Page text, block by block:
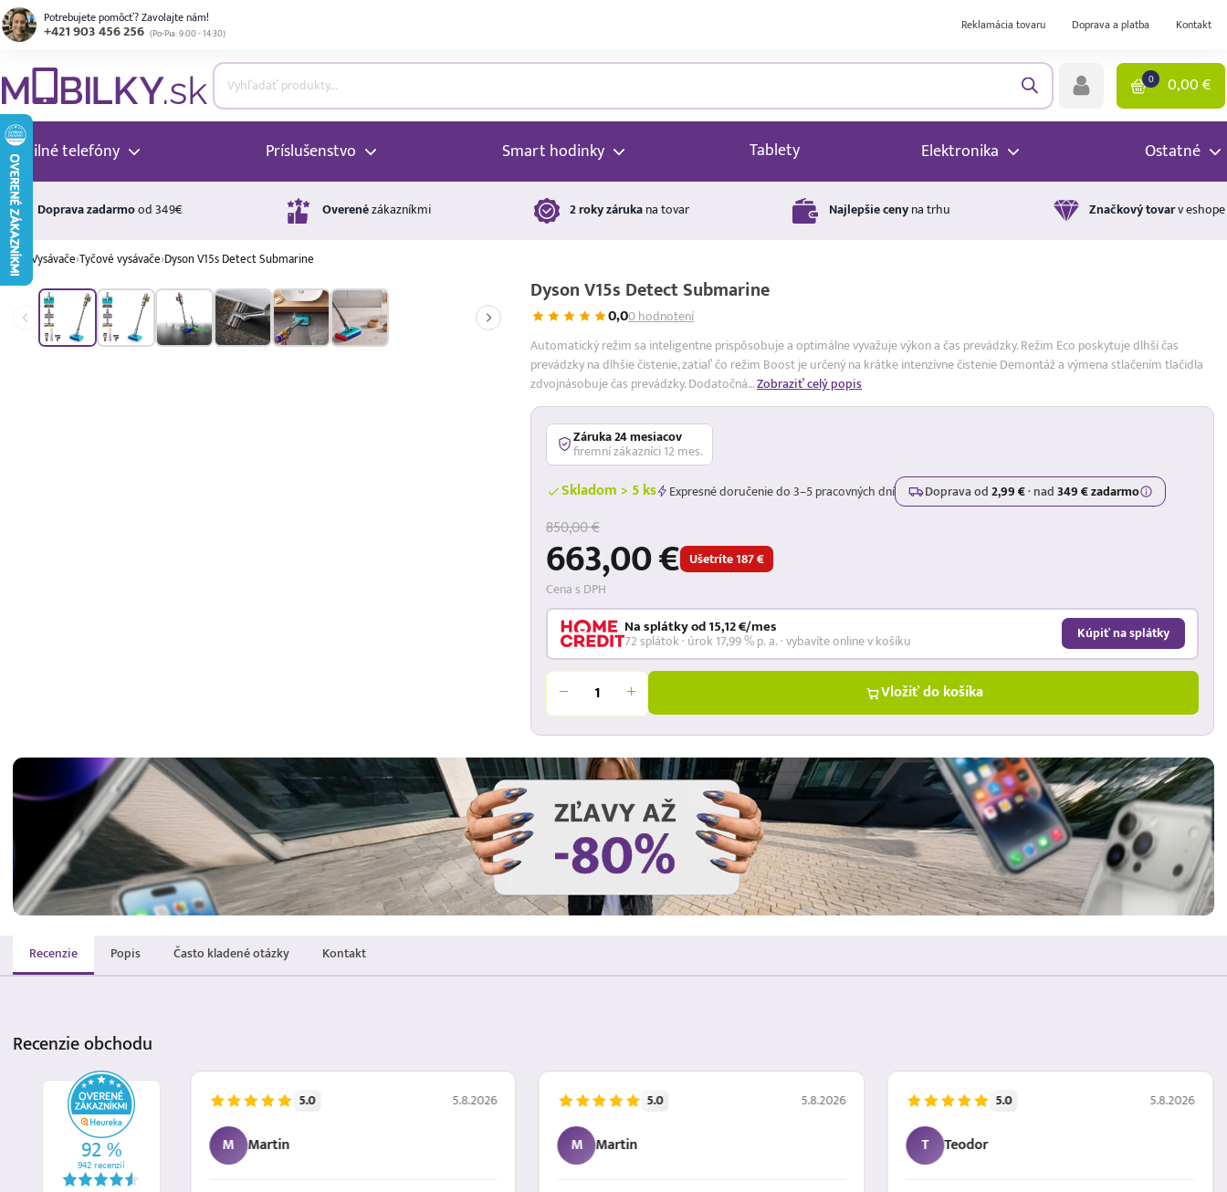
Potrebujete pomôcť? Zavolajte nám!
+421 903 456 256 (Po-Pia: 9:00 - 14:30) Reklamácia tovaru Doprava a platba Kontakt
0 0,00€
Mobilné telefóny Príslušenstvo Smart hodinky Tablety Elektronika Ostatné
Doprava zadarmood 349€ Overenézákazníkmi 2 roky zárukana tovar Najlepšie cenyna trhu Značkový tovarv eshope
Vysávače›Tyčové vysávače›Dyson V15s Detect Submarine
Úrok
17,99 %
p.a.
Dyson V15s Detect Submarine
0,00 hodnotení
Automatický režim sa inteligentne prispôsobuje a optimálne vyvažuje výkon a čas prevádzky. Režim Eco poskytuje dlhší čas
prevádzky na dlhšie čistenie, zatiaľ čo režim Boost je určený na krátke intenzívne čistenie Demontáž a výmena stlačením tlačidla
zdvojnásobuje čas prevádzky. Dodatočná…Zobraziť celý popis
Záruka 24 mesiacov
firemní zákazníci 12 mes.
Skladom > 5 ks Expresné doručenie do 3–5 pracovných dní Doprava od2,99 €·nad349 € zadarmo
850,00 €
663,00 € Ušetríte 187 €
Cena s DPH
Na splátky od 15,12 €/mes
72 splátok · úrok 17,99 % p. a. · vybavíte online v košíku Kúpiť na splátky
Vložiť do košíka
Recenzie Popis Často kladené otázky Kontakt
Recenzieobchodu
5.8.2026 5.0 5.8.2026
M Martin
5.0 5.8.2026
M Martin
5.0 5.8.2026
T Teodor